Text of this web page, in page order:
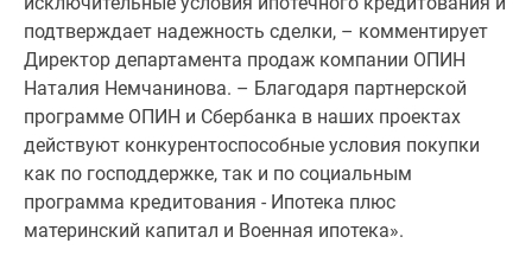
Банки
программы
Медиа
Новости
недвижимости
Мнение
эксперта
подтверждает надежность сделки, – комментирует
Директор департамента продаж компании ОПИН
Наталия Немчанинова. – Благодаря партнерской
программе ОПИН и Сбербанка в наших проектах
действуют конкурентоспособные условия покупки
как по господдержке, так и по социальным
программа кредитования - Ипотека плюс
материнский капитал и Военная ипотека».